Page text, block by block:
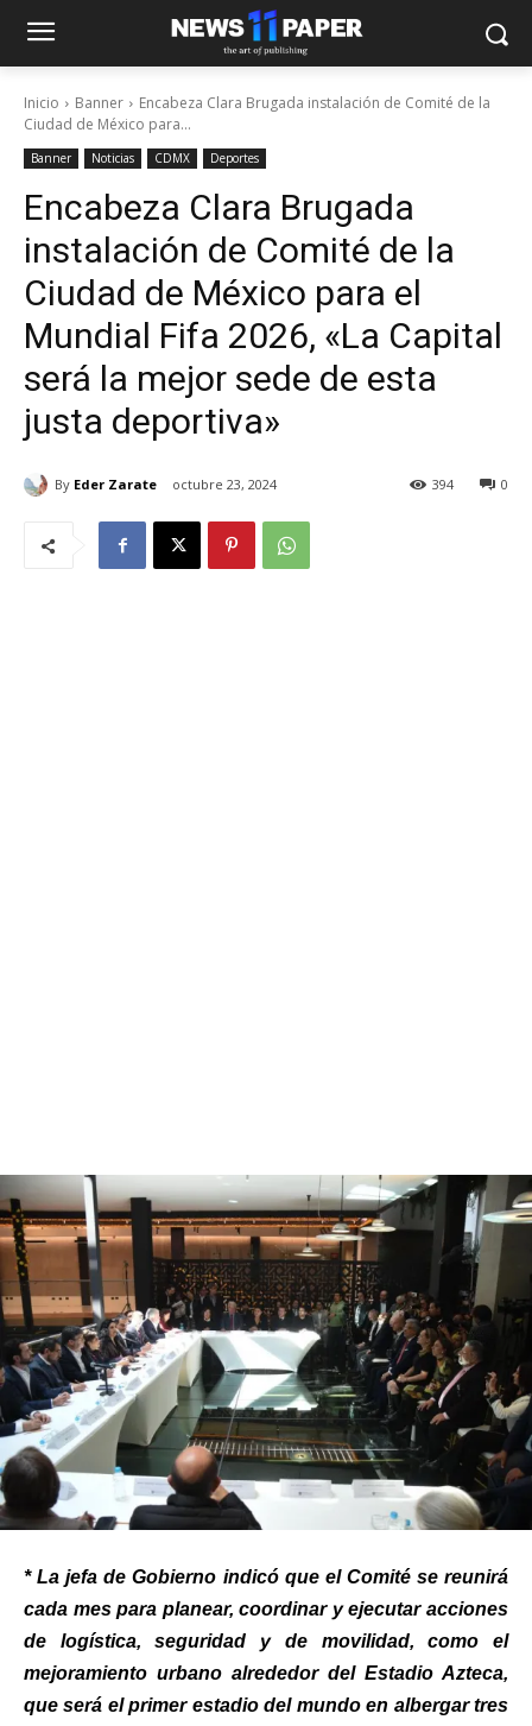
Inicio Banner
Encabeza Clara Brugada instalación de Comité de la
Ciudad de México para...
Banner Noticias CDMX Deportes
Encabeza Clara Brugada
instalación de Comité de la
Ciudad de México para el
Mundial Fifa 2026, «La Capital
será la mejor sede de esta
justa deportiva»
By Eder Zarate octubre 23, 2024 0
394
* La jefa de Gobierno indicó que el Comité se reunirá
cada mes para planear, coordinar y ejecutar acciones
de logística, seguridad y de movilidad, como el
mejoramiento urbano alrededor del Estadio Azteca,
que será el primer estadio del mundo en albergar tres